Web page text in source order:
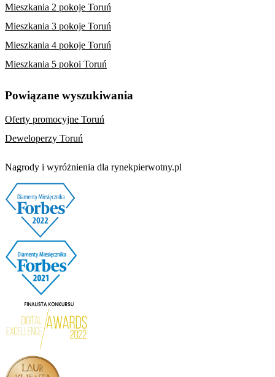
Mieszkania 2 pokoje Toruń
Mieszkania 3 pokoje Toruń
Mieszkania 4 pokoje Toruń
Mieszkania 5 pokoi Toruń
Powiązane wyszukiwania
Oferty promocyjne Toruń
Deweloperzy Toruń
Nagrody i wyróżnienia dla rynekpierwotny.pl